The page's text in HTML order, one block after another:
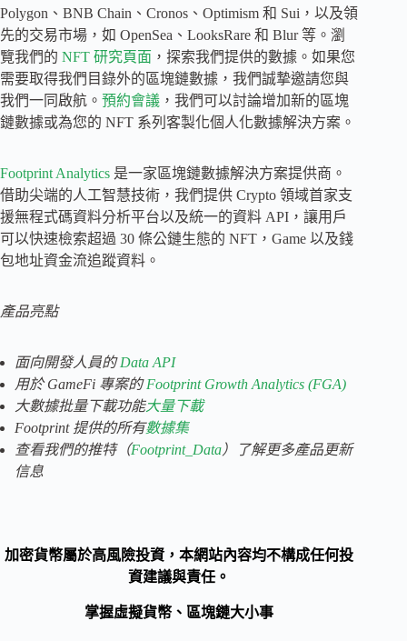
Polygon、BNB Chain、Cronos、Optimism 和 Sui，以及領
先的交易市場，如 OpenSea、LooksRare 和 Blur 等。瀏
覽我們的 NFT 研究頁面 ，探索我們提供的數據。如果您
需要取得我們目錄外的區塊鏈數據，我們誠摯邀請您與
我們一同啟航。 預約會議 ，我們可以討論增加新的區塊
鏈數據或為您的 NFT 系列客製化個人化數據解決方案。
Footprint Analytics 是一家區塊鏈數據解決方案提供商。
借助尖端的人工智慧技術，我們提供 Crypto 領域首家支
援無程式碼資料分析平台以及統一的資料 API，讓用戶
可以快速檢索超過 30 條公鏈生態的 NFT，Game 以及錢
包地址資金流追蹤資料。
產品亮點
面向開發人員的Data API
用於 GameFi 專案的Footprint Growth Analytics (FGA)
大數據批量下載功能大量下載
Footprint 提供的所有數據集
查看我們的推特（Footprint_Data）了解更多產品更新
信息
加密貨幣屬於高風險投資，本網站內容均不構成任何投
資建議與責任。
掌握虛擬貨幣、區塊鏈大小事